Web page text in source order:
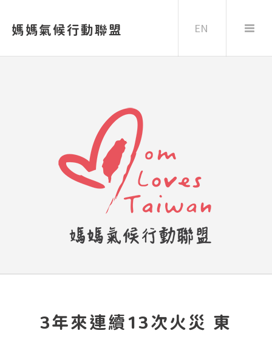
媽媽氣候行動聯盟 EN
3年來連續13次火災 東